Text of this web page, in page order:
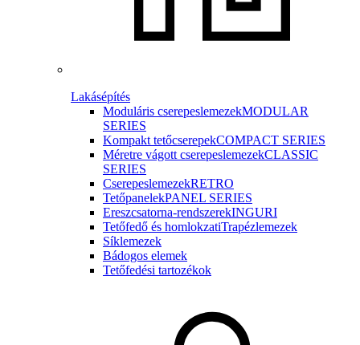
Lakásépítés
Moduláris cserepeslemezekMODULAR
SERIES
Kompakt tetőcserepekCOMPACT SERIES
Méretre vágott cserepeslemezekCLASSIC
SERIES
CserepeslemezekRETRO
TetőpanelekPANEL SERIES
Ereszcsatorna-rendszerekINGURI
Tetőfedő és homlokzatiTrapézlemezek
Síklemezek
Bádogos elemek
Tetőfedési tartozékok